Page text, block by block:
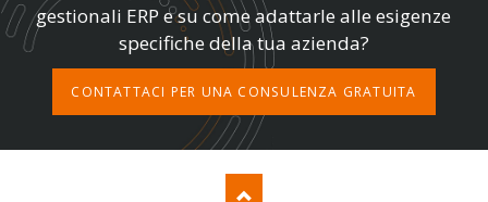
gestionali ERP e su come adattarle alle esigenze
specifiche della tua azienda?
CONTATTACI PER UNA CONSULENZA GRATUITA